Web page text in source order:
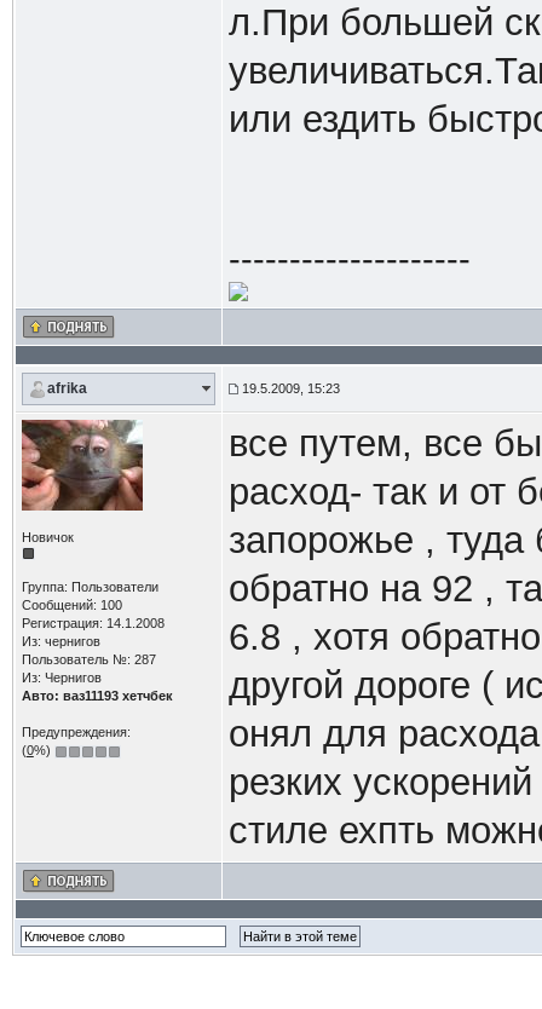
л.При большей
или ездить
--------------------
afrika 19.5.2009, 15:23
Новичок
Группа: Пользователи
Сообщений: 100
Регистрация: 14.1.2008
Из: чернигов
Пользователь №: 287
Из: Чернигов
Авто: ваз11193 хетчбек
Предупреждения:
(0%)
все путем, все
расход- так и от
запорожье ,
обратно на 92 ,
6.8 , хотя
другой дороге (
онял для
резких
стиле ехпть